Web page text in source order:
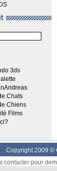
3ds
Chats
Chiens
Films
Copyright 2009 ©
contacter pour